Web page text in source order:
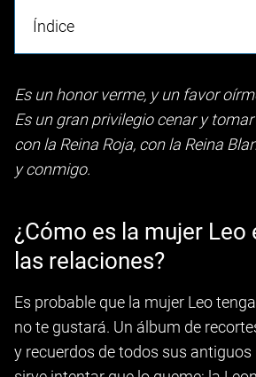
Índice
Es un honor verme, y un favor
Es un gran privilegio cenar y tomar
con la Reina Roja, con la Reina
y conmigo.
¿Cómo es la mujer Leo
las relaciones?
Es probable que la mujer Leo
no te gustará. Un álbum de
y recuerdos de todos sus antiguos